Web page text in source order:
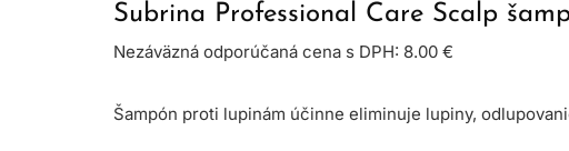
Subrina Professional Care Scalp
Nezáväzná odporúčaná cena s DPH: 8.00 €
Šampón proti lupinám účinne eliminuje lupiny,